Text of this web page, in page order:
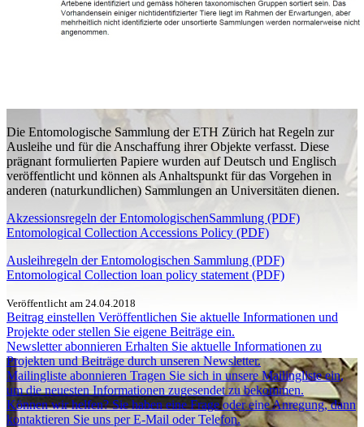
Die Entomologische Sammlung der ETH Zürich hat Regeln zur
Ausleihe und für die Anschaffung ihrer Objekte verfasst. Diese
prägnant formulierten Papiere wurden auf Deutsch und Englisch
veröffentlicht und können als Anhaltspunkt für das Vorgehen in
anderen (naturkundlichen) Sammlungen an Universitäten dienen.
Akzessionsregeln der EntomologischenSammlung (PDF)
Entomological Collection Accessions Policy (PDF)
Ausleihregeln der Entomologischen Sammlung (PDF)
Entomological Collection loan policy statement (PDF)
Veröffentlicht am 24.04.2018
Beitrag einstellen Veröffentlichen Sie aktuelle Informationen und
Projekte oder stellen Sie eigene Beiträge ein.
Newsletter abonnieren Erhalten Sie aktuelle Informationen zu
Projekten und Beiträge durch unseren Newsletter.
Mailingliste abonnieren Tragen Sie sich in unsere Mailingliste ein,
um die neuesten Informationen zugesendet zu bekommen.
Können wir helfen? Sie haben eine Frage oder eine Anregung, dann
kontaktieren Sie uns per E-Mail oder Telefon.